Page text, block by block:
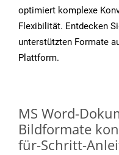
optimiert komplexe
Flexibilität. Entdecken
unterstützten Formate
Plattform.
MS Word-
Bildformate
für-Schritt-